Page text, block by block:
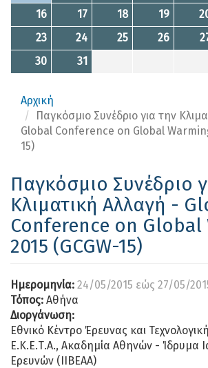
16
17 18 19
23
24 25 26
30
31
Αρχική
Παγκόσμιο Συνέδριο για την
Global Conference on Global
15)
Παγκόσμιο Συνέδριο
Κλιματική Αλλαγή -
Conference on Global
2015 (GCGW-15)
Ημερομηνία: 24/05/2015 εώς 27/05/
Τόπος: Αθήνα
Διοργάνωση:
Εθνικό Κέντρο Έρευνας και
Ε.Κ.Ε.Τ.Α., Ακαδημία Αθηνών - Ίδρυμα
Ερευνών (ΙΙΒΕΑΑ)